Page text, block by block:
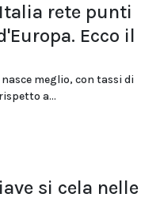
rete punti
Ecco il
meglio, con tassi di
a...
si cela nelle